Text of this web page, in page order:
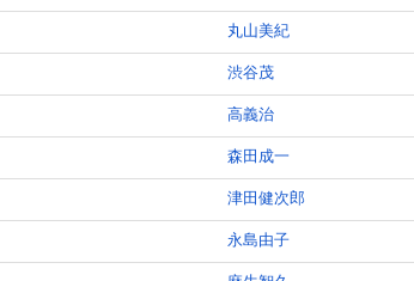
丸山美紀
渋谷茂
高義治
森田成一
津田健次郎
永島由子